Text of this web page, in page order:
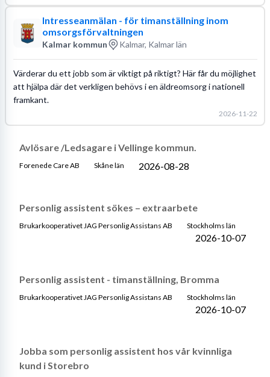
Intresseanmälan - för timanställning inom
omsorgsförvaltningen
Kalmar kommun Kalmar, Kalmar län
Värderar du ett jobb som är viktigt på riktigt? Här får du möjlighet
att hjälpa där det verkligen behövs i en äldreomsorg i nationell
framkant.
2026-11-22
Avlösare /Ledsagare i Vellinge kommun.
Forenede Care AB Skåne län 2026-08-28
Personlig assistent sökes – extraarbete
Brukarkooperativet JAG Personlig Assistans AB Stockholms län
2026-10-07
Personlig assistent - timanställning, Bromma
Brukarkooperativet JAG Personlig Assistans AB Stockholms län
2026-10-07
Jobba som personlig assistent hos vår kvinnliga
kund i Storebro